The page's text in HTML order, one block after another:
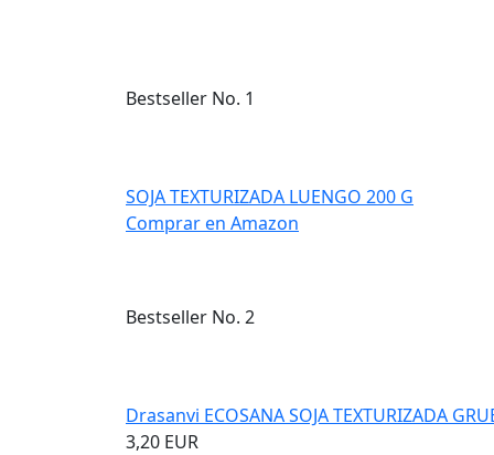
Bestseller No. 1
SOJA TEXTURIZADA LUENGO 200 G
Comprar en Amazon
Bestseller No. 2
Drasanvi ECOSANA SOJA TEXTURIZADA
3,20 EUR